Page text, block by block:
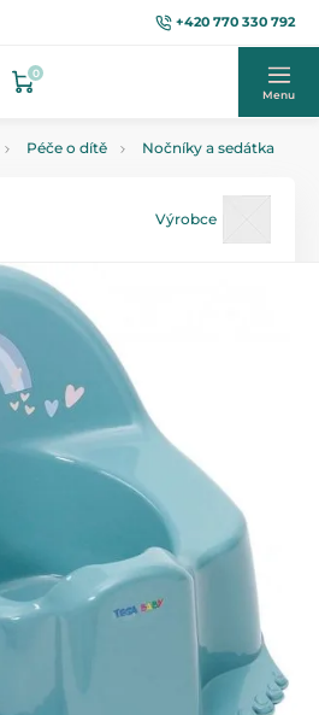
+420 770 330 792
0
Menu
Péče o dítě Nočníky a sedátka
Výrobce